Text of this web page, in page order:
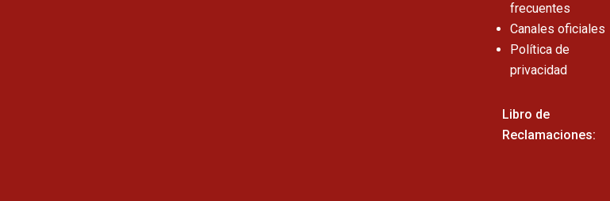
frecuentes
Canales oficiales
Política de
privacidad
Libro de
Reclamaciones: